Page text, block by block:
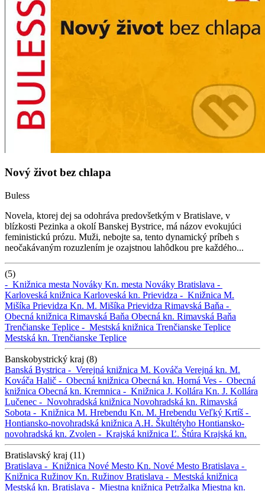
Nový život bez chlapa
Buless
Novela, ktorej dej sa odohráva predovšetkým v Bratislave, v
blízkosti Pezinka a okolí Banskej Bystrice, má názov evokujúci
feministickú prózu. Muži, nebojte sa, tento dynamický príbeh s
neočakávaným rozuzlením je ozajstnou lahôdkou pre každého...
(5)
- Knižnica mesta Nováky Kn. mesta Nováky Bratislava -
Karloveská knižnica Karloveská kn. Prievidza - Knižnica M.
Mišíka Prievidza Kn. M. Mišíka Prievidza Rimavská Baňa -
Obecná knižnica Rimavská Baňa Obecná kn. Rimavská Baňa
Trenčianske Teplice - Mestská knižnica Trenčianske Teplice
Mestská kn. Trenčianske Teplice
Banskobystrický kraj (8)
Banská Bystrica - Verejná knižnica M. Kováča Verejná kn. M.
Kováča Halič - Obecná knižnica Obecná kn. Horná Ves - Obecná
knižnica Obecná kn. Kremnica - Knižnica J. Kollára Kn. J. Kollára
Lučenec - Novohradská knižnica Novohradská kn. Rimavská
Sobota - Knižnica M. Hrebendu Kn. M. Hrebendu Veľký Krtíš -
Hontiansko-novohradská knižnica A.H. Škultétyho Hontiansko-
novohradská kn. Zvolen - Krajská knižnica Ľ. Štúra Krajská kn.
Bratislavský kraj (11)
Bratislava - Knižnica Nové Mesto Kn. Nové Mesto Bratislava -
Knižnica Ružinov Kn. Ružinov Bratislava - Mestská knižnica
Mestská kn. Bratislava - Miestna knižnica Petržalka Miestna kn.